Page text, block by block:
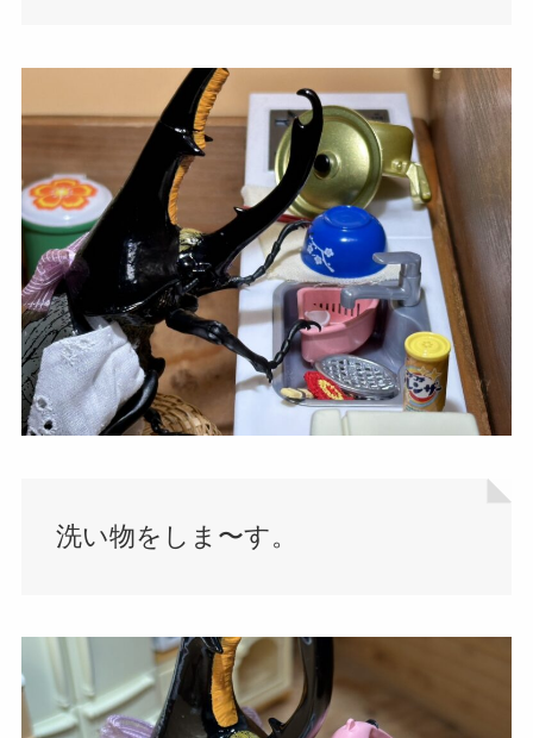
洗い物をしま〜す。